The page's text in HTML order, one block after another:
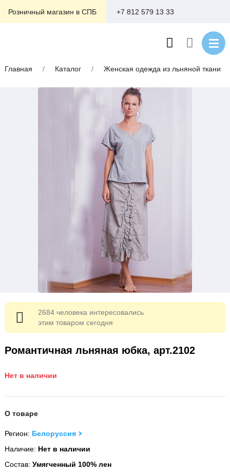
Розничный магазин в СПБ +7 812 579 13 33
Главная / Каталог / Женская одежда из льняной ткани
Романтичная льняная юбка, арт.2102
Нет в наличии
О товаре
Регион: Белоруссия
Наличие: Нет в наличии
Состав: Умягченный 100% лен
2684 человека интересовались
этим товаром сегодня